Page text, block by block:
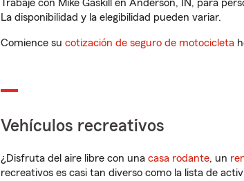
Trabaje con Mike Gaskill en Anderson, IN, para
La disponibilidad y la elegibilidad pueden variar.
Comience su cotización de seguro de motocicleta
Vehículos recreativos
¿Disfruta del aire libre con una casa rodante, un
recreativos es casi tan diverso como la lista de